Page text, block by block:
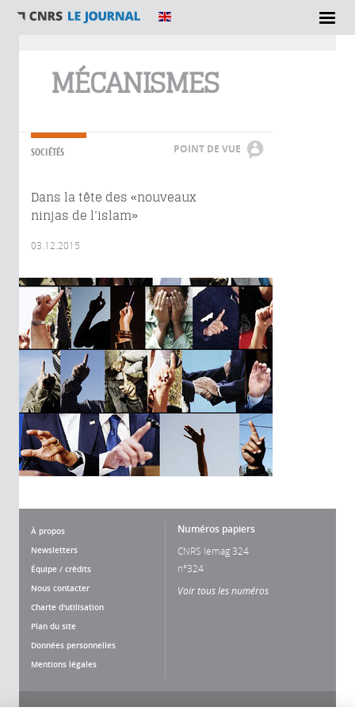
MÉCANISMES
SOCIÉTÉS POINT DE VUE
Dans la tête des «nouveaux
ninjas de l’islam»
03.12.2015
À propos
Newsletters
Équipe / crédits
Nous contacter
Charte d'utilisation
Plan du site
Données personnelles
Mentions légales
Numéros papiers
CNRS lemag 324
n°324
Voir tous les numéros